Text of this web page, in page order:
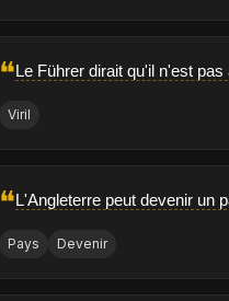
❝Le Führer dirait qu'il n'est
Viril
❝L'Angleterre peut devenir un
Pays Devenir